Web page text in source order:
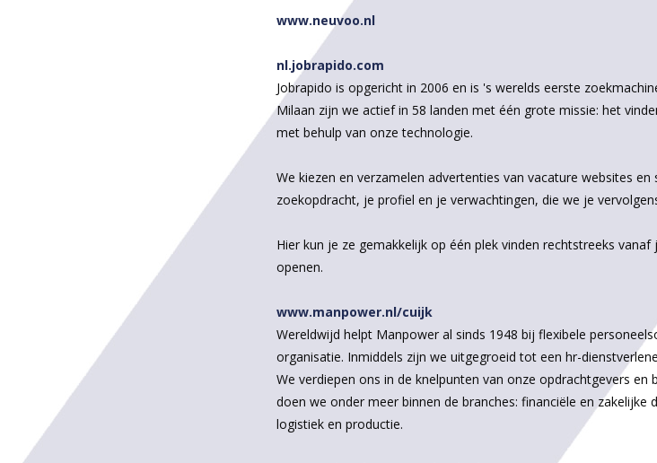
www.neuvoo.nl
nl.jobrapido.com
Jobrapido is opgericht in 2006 en is 's werelds eerste
Milaan zijn we actief in 58 landen met één grote missie: het
met behulp van onze technologie.
We kiezen en verzamelen advertenties van vacature websites
zoekopdracht, je profiel en je verwachtingen, die we je
Hier kun je ze gemakkelijk op één plek vinden rechtstreeks
openen.
www.manpower.nl/cuijk
Wereldwijd helpt Manpower al sinds 1948 bij flexibele
organisatie. Inmiddels zijn we uitgegroeid tot een hr-
We verdiepen ons in de knelpunten van onze opdrachtgevers
doen we onder meer binnen de branches: financiële en
logistiek en productie.